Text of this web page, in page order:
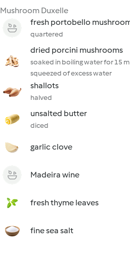
Mushroom Duxelle
fresh portobello
quartered
dried porcini mushrooms
soaked in boiling water for 15
squeezed of excess water
shallots
halved
unsalted butter
diced
garlic clove
Madeira wine
fresh thyme leaves
fine sea salt